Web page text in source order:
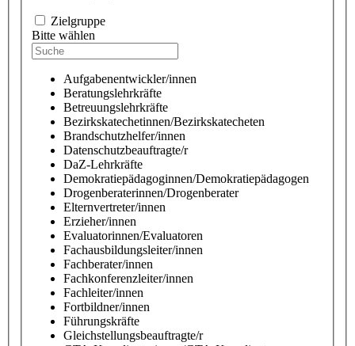
Zielgruppe
Bitte wählen
Aufgabenentwickler/innen
Beratungslehrkräfte
Betreuungslehrkräfte
Bezirkskatechetinnen/Bezirkskatecheten
Brandschutzhelfer/innen
Datenschutzbeauftragte/r
DaZ-Lehrkräfte
Demokratiepädagoginnen/Demokratiepädagogen
Drogenberaterinnen/Drogenberater
Elternvertreter/innen
Erzieher/innen
Evaluatorinnen/Evaluatoren
Fachausbildungsleiter/innen
Fachberater/innen
Fachkonferenzleiter/innen
Fachleiter/innen
Fortbildner/innen
Führungskräfte
Gleichstellungsbeauftragte/r